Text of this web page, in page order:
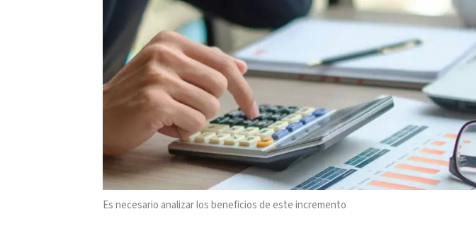
Es necesario analizar los beneficios de este incremento